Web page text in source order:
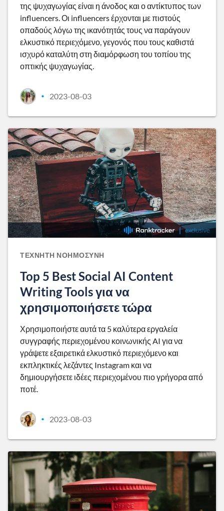
της ψυχαγωγίας είναι η άνοδος και ο αντίκτυπος των
influencers. Οι influencers έρχονται με πιστούς
οπαδούς λόγω της ικανότητάς τους να παράγουν
ελκυστικό περιεχόμενο, γεγονός που τους καθιστά
ισχυρό καταλύτη στη διαμόρφωση του τοπίου της
οπτικής ψυχαγωγίας.
• 2023-08-03
ΤΕΧΝΗΤΉ ΝΟΗΜΟΣΎΝΗ
Top 5 Best Social AI Content
Writing Tools για να
χρησιμοποιήσετε τώρα
Χρησιμοποιήστε αυτά τα 5 καλύτερα εργαλεία
συγγραφής περιεχομένου κοινωνικής AI για να
γράψετε εξαιρετικά ελκυστικό περιεχόμενο και
εκπληκτικές λεζάντες Instagram και να
δημιουργήσετε ιδέες περιεχομένου πιο γρήγορα από
ποτέ.
• 2023-08-03